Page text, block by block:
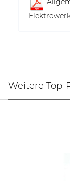
Weitere Top-